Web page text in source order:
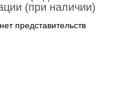
(при наличии)
представительств